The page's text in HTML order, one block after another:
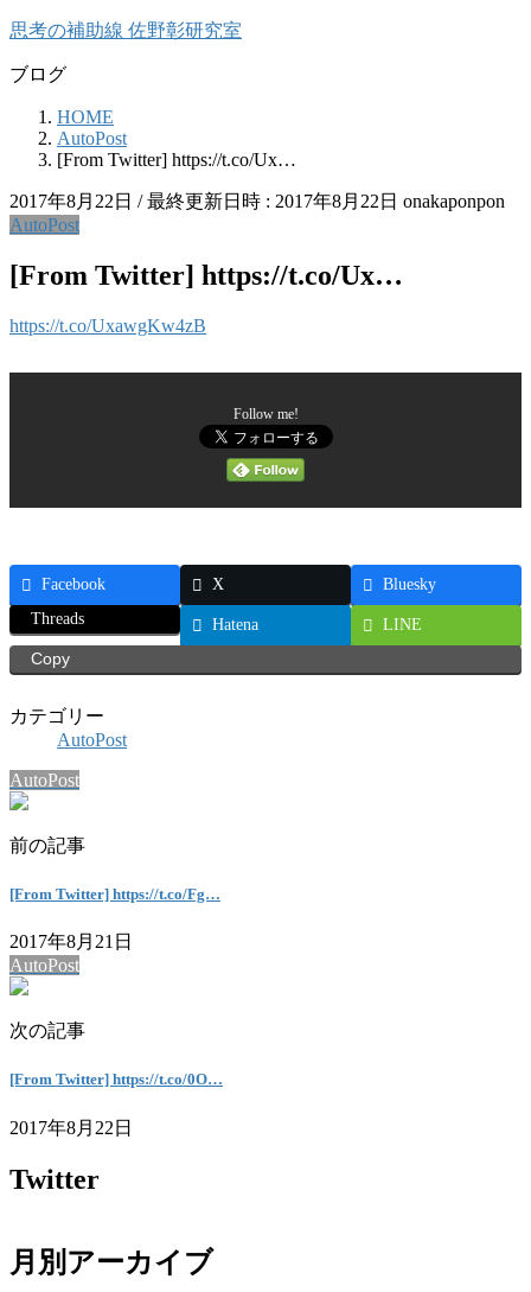
コ
テ
キ
ッ
ナ
ゲ
に
移
思考の補助線 佐野彰研究室
ブログ
HOME
AutoPost
[From Twitter] https://t.co/Ux…
2017年8月22日 / 最終更新日時 : 2017年8月22日 onakaponpon
AutoPost
[From Twitter] https://t.co/Ux…
https://t.co/UxawgKw4zB
Follow me!
Facebook X
Bluesky
Threads
Hatena
LINE
Copy
カテゴリー
AutoPost
AutoPost
前の記事
[From Twitter] https://t.co/Fg…
2017年8月21日
AutoPost
次の記事
[From Twitter] https://t.co/0O…
2017年8月22日
Twitter
月別アーカイブ